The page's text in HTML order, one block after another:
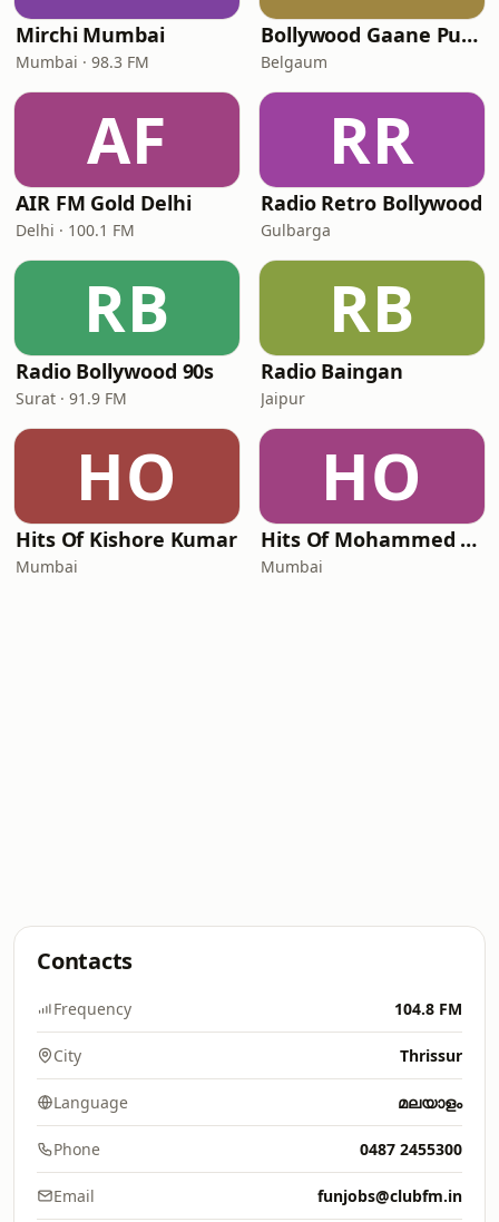
Mirchi Mumbai
Mumbai · 98.3 FM
Bollywood Gaane Purane
Belgaum
AF
AIR FM Gold Delhi
Delhi · 100.1 FM
RR
Radio Retro Bollywood
Gulbarga
RB
Radio Bollywood 90s
Surat · 91.9 FM
RB
Radio Baingan
Jaipur
HO
Hits Of Kishore Kumar
Mumbai
HO
Hits Of Mohammed Rafi
Mumbai
Contacts
Frequency 104.8 FM
City Thrissur
Language മലയാളം
Phone 0487 2455300
Email funjobs@clubfm.in